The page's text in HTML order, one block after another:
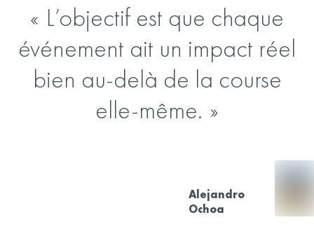
L’objectif est que chaque
événement ait un impact réel
bien au-delà de la course
elle-même.
Alejandro
Ochoa